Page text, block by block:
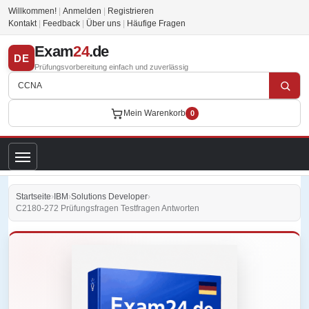
Willkommen! Anmelden
Registrieren
Kontakt
Feedback Über uns Häufige Fragen
DE Exam24.de
Prüfungsvorbereitung einfach und zuverlässig
Mein Warenkorb 0
Startseite› IBM ›Solutions Developer›
C2180-272 Prüfungsfragen Testfragen Antworten